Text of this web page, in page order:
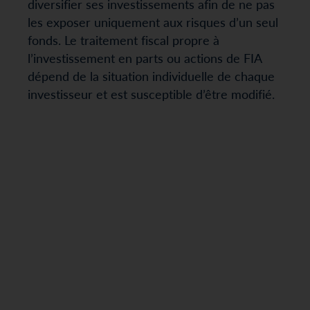
diversifier ses investissements afin de ne pas
les exposer uniquement aux risques d’un seul
fonds. Le traitement fiscal propre à
l’investissement en parts ou actions de FIA
dépend de la situation individuelle de chaque
investisseur et est susceptible d’être modifié.